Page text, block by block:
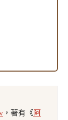
，著有《阿